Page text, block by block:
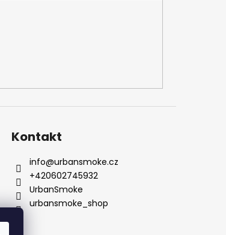
Kontakt
info@urbansmoke.cz
+420602745932
UrbanSmoke
urbansmoke_shop